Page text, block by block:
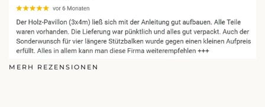
MERH REZENSIONEN